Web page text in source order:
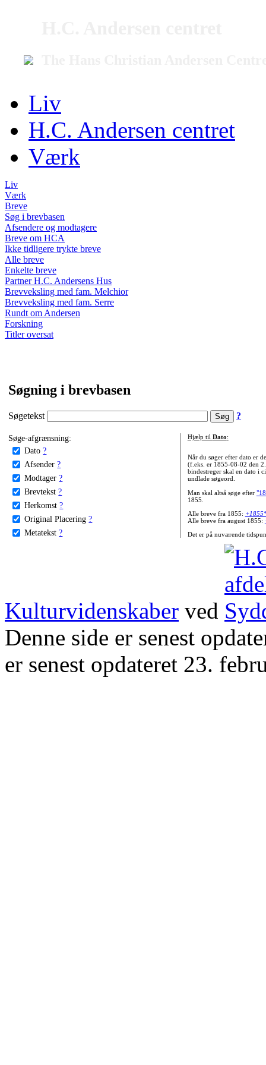
Liv
H.C. Andersen centret
Værk
Liv
Værk
Breve
Søg i brevbasen
Afsendere og modtagere
Breve om HCA
Ikke tidligere trykte breve
Alle breve
Enkelte breve
Partner H.C. Andersens Hus
Brevveksling med fam. Melchior
Brevveksling med fam. Serre
Rundt om Andersen
Forskning
Titler oversat
Søgning i brevbasen
Søgetekst ?
Søge-afgrænsning:
Dato ?
Afsender ?
Modtager ?
Brevtekst ?
Herkomst ?
Original Placering ?
Metatekst ?
Hjælp til Dato:
Når du søger efter dato er
(f.eks. er 1855-08-02 den
bindestreger skal en dato i
undlade søgeord.
Man skal altså søge efter
1855.
Alle breve fra 1855:
Alle breve fra august 1855:
Det er på nuværende
Kulturvidenskaber ved
Denne side er senest
er senest opdateret 23.